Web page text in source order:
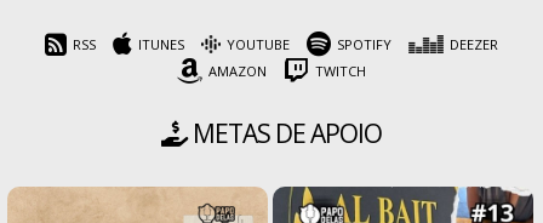
RSS ITUNES YOUTUBE SPOTIFY
DEEZER
AMAZON
TWITCH
METAS DE APOIO